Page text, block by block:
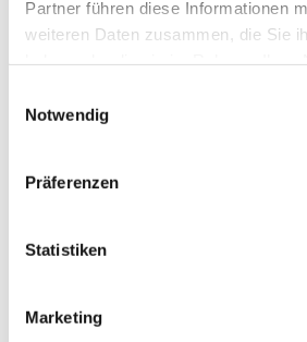
Partner führen diese Informationen
weiteren Daten zusammen, die Sie
Notwendig
Präferenzen
Statistiken
Marketing
Dies könnte